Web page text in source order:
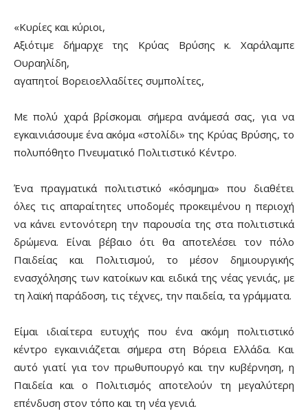
«Κυρίες και κύριοι,
Αξιότιμε δήμαρχε της Κρύας Βρύσης κ. Χαράλαμπε
Ουραηλίδη,
αγαπητοί Βορειοελλαδίτες συμπολίτες,
Με πολύ χαρά βρίσκομαι σήμερα ανάμεσά σας, για να
εγκαινιάσουμε ένα ακόμα «στολίδι» της Κρύας Βρύσης, το
πολυπόθητο Πνευματικό Πολιτιστικό Κέντρο.
Ένα πραγματικά πολιτιστικό «κόσμημα» που διαθέτει
όλες τις απαραίτητες υποδομές προκειμένου η περιοχή
να κάνει εντονότερη την παρουσία της στα πολιτιστικά
δρώμενα. Είναι βέβαιο ότι θα αποτελέσει τον πόλο
Παιδείας και Πολιτισμού, το μέσον δημιουργικής
ενασχόλησης των κατοίκων και ειδικά της νέας γενιάς, με
τη λαϊκή παράδοση, τις τέχνες, την παιδεία, τα γράμματα.
Είμαι ιδιαίτερα ευτυχής που ένα ακόμη πολιτιστικό
κέντρο εγκαινιάζεται σήμερα στη Βόρεια Ελλάδα. Και
αυτό γιατί για τον πρωθυπουργό και την κυβέρνηση, η
Παιδεία και ο Πολιτισμός αποτελούν τη μεγαλύτερη
επένδυση στον τόπο και τη νέα γενιά.